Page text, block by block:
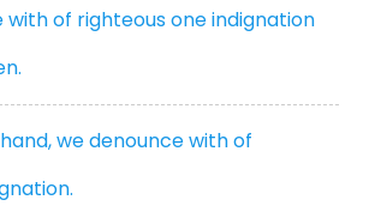
with of righteous one indignation
we denounce with of